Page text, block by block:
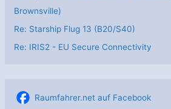
Brownsville)
Re: Starship Flug 13 (B20/S40)
Re: IRIS2 - EU Secure Connectivity
Raumfahrer.net auf Facebook